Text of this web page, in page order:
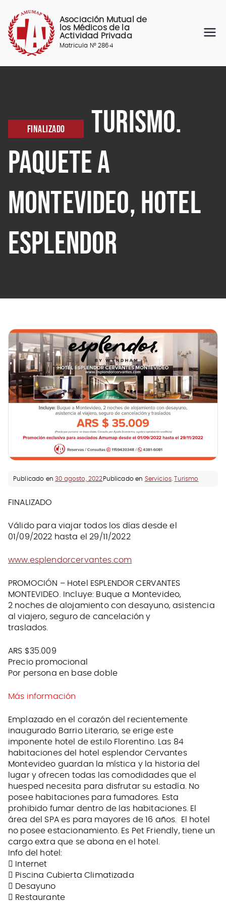
contenido
Asociación Mutual de
los Médicos de la
Actividad Privada
Matricula N° 2864
FINALIZADO
TURISMO.
PAQUETE A
MONTEVIDEO, HOTEL
ESPLENDOR
Publicado en30 agosto, 2022 Publicado en Servicios .Turismo
FINALIZADO
Válido para viajar todos los días desde el
01/09/2022 hasta el 29/11/2022
www.esplendorcervantes.com
PROMOCIÓN – Hotel ESPLENDOR CERVANTES
MONTEVIDEO. Incluye: Buque a Montevideo,
2 noches de alojamiento con desayuno, asistencia
al viajero, seguro de cancelación y
traslados.
ARS $35.009
Precio promocional
Por persona en base doble
Más información
Emplazado en el corazón del recientemente
inaugurado Barrio Literario, se erige este
imponente hotel de estilo Florentino. Las 84
habitaciones del hotel esplendor Cervantes
Montevideo guardan la mística y la historia del
lugar y ofrecen todas las comodidades que el
huesped necesita para disfrutar su estadía. No
posee habitaciones para fumadores. Esta
prohibido fumar dentro de las habitaciones. El
área del SPA es para mayores de 16 años. El hotel
no posee estacionamiento. Es Pet Friendly, tiene un
cargo extra que se abona en el hotel.
Info del hotel:
 Internet
 Piscina Cubierta Climatizada
 Desayuno
 Restaurante